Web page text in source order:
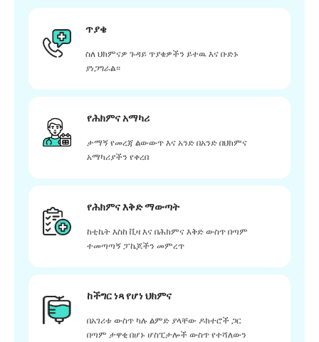
ጥያቄ
ስለ ህክምናዎ ጉዳይ ጥያቄዎችን ይተዉ እና ቡድኑ
ያነጋግራል።
የሕክምና አማካሪ
ታማኝ የመረጃ ልውውጥ እና አንድ በአንድ በህክምና
አማካሪያችን የቀረበ
የሕክምና እቅድ ማውጣት
ከቲኬት እስከ ቪዛ እና በሕክምና እቅድ ውስጥ በጣም
ተመጣጣኝ ፓኬጆችን መምረጥ
ከችግር ነጻ የሆነ ህክምና
በአገሪቱ ውስጥ ካሉ ልምድ ያላቸው ዶክተሮች ጋር
በጣም ታዋቂ በሆኑ ሆስፒታሎች ውስጥ የተሻለውን